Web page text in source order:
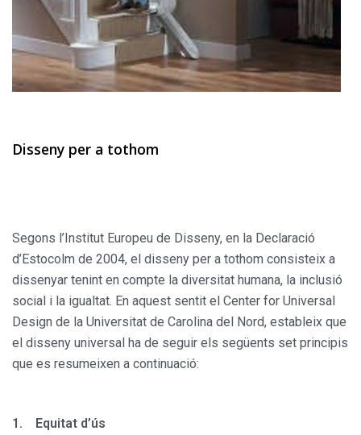
Disseny per a tothom
Segons l’Institut Europeu de Disseny, en la Declaració
d’Estocolm de 2004, el disseny per a tothom consisteix a
dissenyar tenint en compte la diversitat humana, la inclusió
social i la igualtat. En aquest sentit el Center for Universal
Design de la Universitat de Carolina del Nord, estableix que
el disseny universal ha de seguir els següents set principis
que es resumeixen a continuació:
1. Equitat d’ús